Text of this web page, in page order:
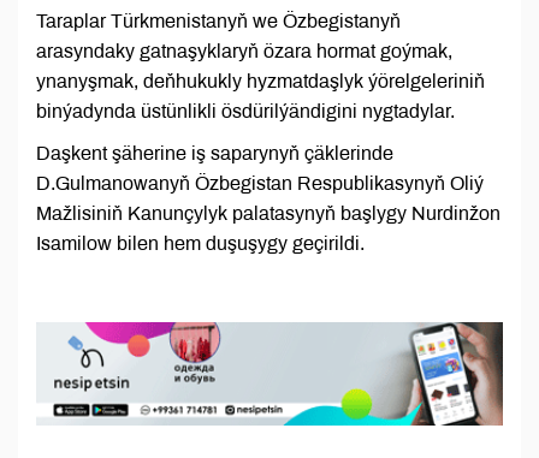
Taraplar Türkmenistanyň we Özbegistanyň
arasyndaky gatnaşyklaryň özara hormat goýmak,
ynanyşmak, deňhukukly hyzmatdaşlyk ýörelgeleriniň
binýadynda üstünlikli ösdürilýändigini nygtadylar.
Daşkent şäherine iş saparynyň çäklerinde
D.Gulmanowanyň Özbegistan Respublikasynyň Oliý
Mažlisiniň Kanunçylyk palatasynyň başlygy Nurdinžon
Isamilow bilen hem duşuşygy geçirildi.